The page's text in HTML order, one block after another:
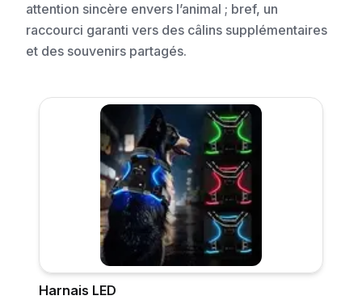
attention sincère envers l’animal ; bref, un
raccourci garanti vers des câlins supplémentaires
et des souvenirs partagés.
Harnais LED